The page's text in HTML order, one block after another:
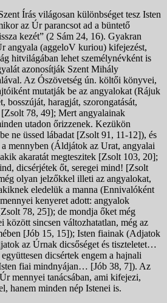
Írás világosan különbséget tesz Isten
az Úr parancsot ad a büntető
kezét” (2 Sám 24, 16). Gyakran
angyala (aggeloV kuriou) kifejezést,
hitvilágában lehet személynévként is
azonosítják Szent Mihály
Az Ószövetség ún. költői könyvei,
mutatják be az angyalokat (Rájuk
bosszúját, haragját, szorongatását,
[Zsolt 78, 49]; Mert angyalainak
utadon őrizzenek. Kezükön
ne üssed lábadat [Zsolt 91, 11-12]), és
mennyben (Áldjátok az Urat, angyalai
akaratát megteszitek [Zsolt 103, 20];
dicsérjétek őt, seregei mind! [Zsolt
olyan jelzőkkel illeti az angyalokat,
eledelük a manna (Ennivalóként
kenyeret adott: angyalok
78, 25]); de mondja őket még
között sincsen változhatatlan, még az
[Jób 15, 15]); Isten fiainak (Adjatok
az Úrnak dicsőséget és tiszteletet…
dicsértek engem a hajnali
fiai mindnyájan… [Jób 38, 7]). Az
mennyei tanácsában, ami kifejezi,
hanem minden nép Istenei is.